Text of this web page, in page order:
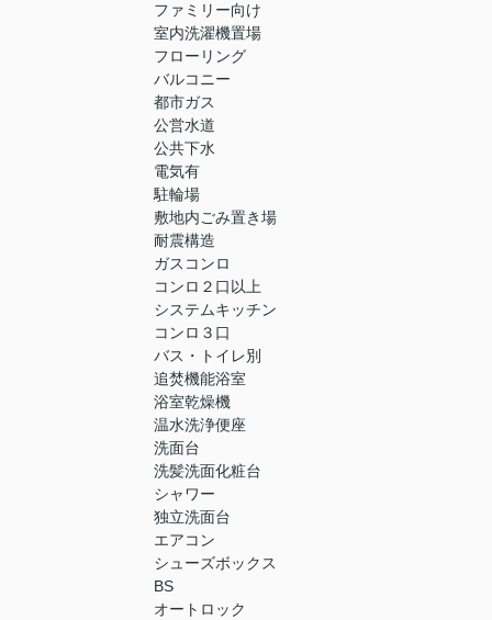
ファミリー向け
室内洗濯機置場
フローリング
バルコニー
都市ガス
公営水道
公共下水
電気有
駐輪場
敷地内ごみ置き場
耐震構造
ガスコンロ
コンロ２口以上
システムキッチン
コンロ３口
バス・トイレ別
追焚機能浴室
浴室乾燥機
温水洗浄便座
洗面台
洗髪洗面化粧台
シャワー
独立洗面台
エアコン
シューズボックス
BS
オートロック